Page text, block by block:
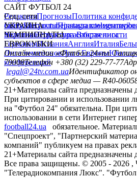
САЙТ ФУТБОЛ 24
РедакцияПрогнозыПолитика
сайтуКонтактыПравила
политикаСтруктура собственности
Соц. сети
facebookxyoutubeinstagramtelegram
УКРАИНА
УкраинаПервая лигаВторая лига
ЧЕМПИОНАТЫ
ГерманияИспанияАнглияИталия
ЕВРОКУБКИ
Лига чемпионовЛига Европы
конференций
Онлайн-медиа «Футбол 24»пл.
79008Телефон +380 (32) 229-77-77
legal@24tv.com.uaИдентификатор
субъектов в сфере медиа — R40-
21+Материалы сайта предназначены
При цитировании и использовании
на "Футбол 24" обязательна. При
использовании в сети Интернет
football24.ua
обязательное.
"Спецпроект", "Партнерский
компаний" публикуем на правах
21+Материалы сайта предназначены
Все права защищены. © 2005 - 2026 ,
"Телерадиокомпания Люкс".